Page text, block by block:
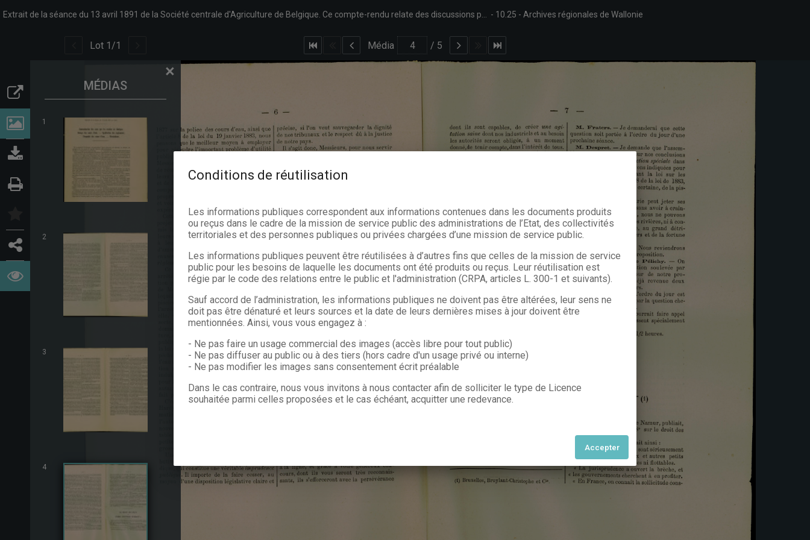
10.25 Archives régionales de Wallonie
Lot 1 /1 Média / 5
MÉDIAS
×
1
2
3
4
Conditions de réutilisation
Les informations publiques correspondent aux informations contenues dans les documents produits
ou reçus dans le cadre de la mission de service public des administrations de l’Etat, des collectivités
territoriales et des personnes publiques ou privées chargées d’une mission de service public.
Les informations publiques peuvent être réutilisées à d’autres fins que celles de la mission de service
public pour les besoins de laquelle les documents ont été produits ou reçus. Leur réutilisation est
régie par le code des relations entre le public et l'administration (CRPA, articles L. 300-1 et suivants).
Sauf accord de l’administration, les informations publiques ne doivent pas être altérées, leur sens ne
doit pas être dénaturé et leurs sources et la date de leurs dernières mises à jour doivent être
mentionnées. Ainsi, vous vous engagez à :
- Ne pas faire un usage commercial des images (accès libre pour tout public)
- Ne pas diffuser au public ou à des tiers (hors cadre d'un usage privé ou interne)
- Ne pas modifier les images sans consentement écrit préalable
Dans le cas contraire, nous vous invitons à nous contacter afin de solliciter le type de Licence
souhaitée parmi celles proposées et le cas échéant, acquitter une redevance.